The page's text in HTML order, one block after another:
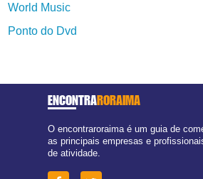
World Music
Ponto do Dvd
ENCONTRARORAIMA
O encontraroraima é um guia de
as principais empresas e
de atividade.